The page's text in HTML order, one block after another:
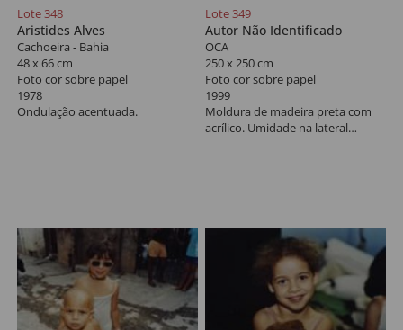
Lote 348
Aristides Alves
Cachoeira - Bahia
48 x 66 cm
Foto cor sobre papel
1978
Ondulação acentuada.
Lote 349
Autor Não Identificado
OCA
250 x 250 cm
Foto cor sobre papel
1999
Moldura de madeira preta com
acrílico. Umidade na lateral